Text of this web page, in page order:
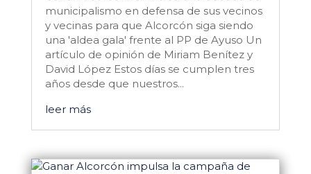
municipalismo en defensa de sus vecinos
y vecinas para que Alcorcón siga siendo
una 'aldea gala' frente al PP de Ayuso Un
artículo de opinión de Miriam Benítez y
David López Estos días se cumplen tres
años desde que nuestros...
leer más